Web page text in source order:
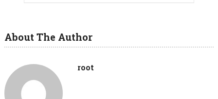
About The Author
root